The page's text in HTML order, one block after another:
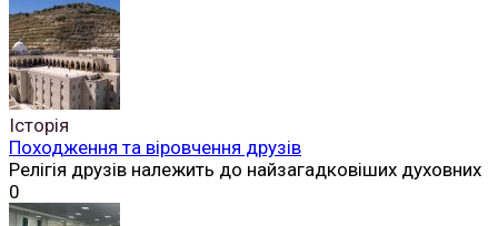
Історія
Походження та віровчення друзів
Релігія друзів належить до найзагадковіших духовних
0